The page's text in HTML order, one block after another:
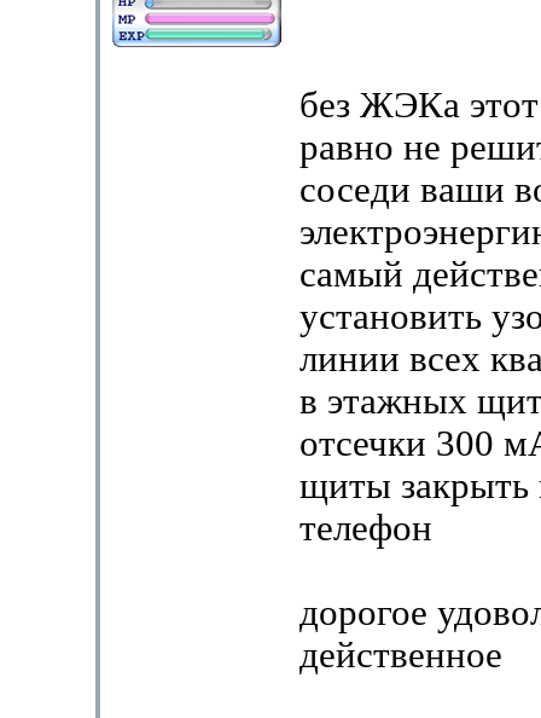
без ЖЭКа
равно не
соседи ваши
самый
установить
линии всех
в этажных
отсечки 300
щиты закрыть
телефон
дорогое
действенное